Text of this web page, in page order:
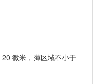
微米，薄区域不小于